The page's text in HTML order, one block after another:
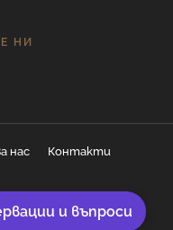
НИ
нас
Контакти
дизайн и
Рекламнии въпроси